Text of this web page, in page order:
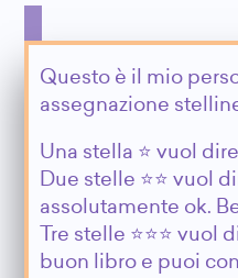
Questo è il mio
assegnazione
Una stella ⭐️ vuol
Due stelle ⭐️⭐️ vuol
assolutamente ok.
Tre stelle ⭐️⭐️⭐️
buon libro e puoi